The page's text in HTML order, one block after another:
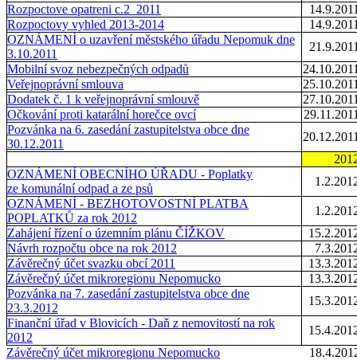
Rozpoctove opatreni c.2_2011
Rozpoctovy vyhled 2013-2014
OZNÁMENÍ o uzavření městského úřadu Nepomuk dne
3.10.2011
Mobilní svoz nebezpečných odpadů
Veřejnoprávní smlouva
Dodatek č. 1 k veřejnoprávní smlouvě
Očkování proti katarální horečce ovcí
Pozvánka na 6. zasedání zastupitelstva obce dne
30.12.2011
OZNÁMENÍ OBECNÍHO ÚŘADU - Poplatky
ze komunální odpad a ze psů
OZNÁMENÍ - BEZHOTOVOSTNÍ PLATBA
POPLATKŮ za rok 2012
Zahájení řízení o územním plánu ČÍŽKOV
Návrh rozpočtu obce na rok 2012
Závěrečný účet svazku obcí 2011
Závěrečný účet mikroregionu Nepomucko
Pozvánka na 7. zasedání zastupitelstva obce dne
23.3.2012
Finanční úřad v Blovicích - Daň z nemovitostí na rok
2012
Závěrečný účet mikroregionu Nepomucko